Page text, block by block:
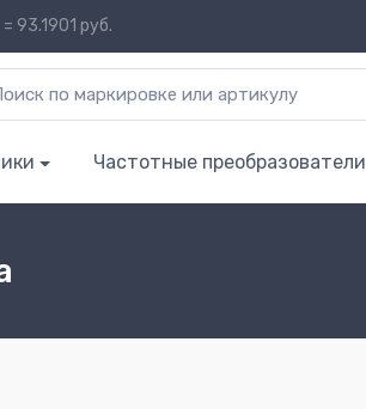
= 93.1901 руб.
Частотные преобразователи